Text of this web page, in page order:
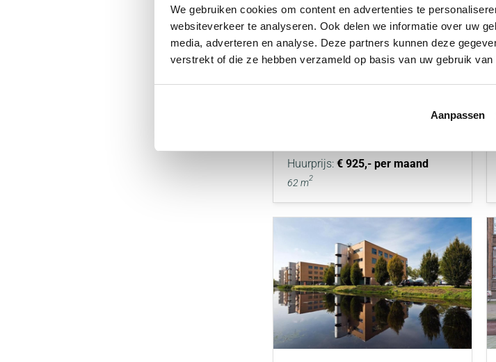
We gebruiken cookies om content en advertenties te
websiteverkeer te analyseren. Ook delen we informatie over uw
media, adverteren en analyse. Deze partners kunnen deze
verstrekt of die ze hebben verzameld op basis van uw gebruik
Aanpassen
Huurprijs: € 925,- per maand
62 m2